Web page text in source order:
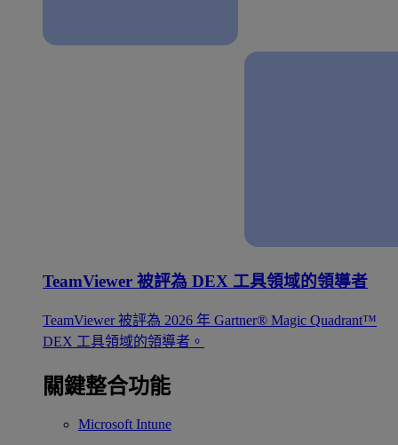
TeamViewer 被評為 DEX 工具領域的領導者
TeamViewer 被評為 2026 年 Gartner® Magic Quadrant™
DEX 工具領域的領導者。
關鍵整合功能
Microsoft Intune